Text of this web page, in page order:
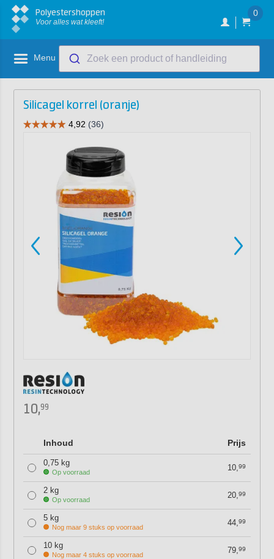
Polyestershoppen
Voor alles wat kleeft!
0
Menu Zoek een product of handleiding
Silicagel korrel (oranje)
10,99
Inhoud Prijs
0,75 kg
Op voorraad 10,99
2 kg
Op voorraad 20,99
5 kg
Nog maar 9 stuks op voorraad 44,99
10 kg
Nog maar 4 stuks op voorraad 79,99